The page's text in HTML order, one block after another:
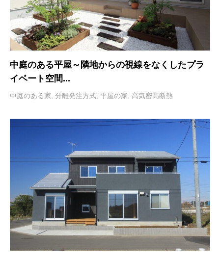
中庭のある平屋～隣地からの視線をなくしたプラ
イベート空間...
中庭のある家 分離発注方式 平屋の家 高気密高断熱